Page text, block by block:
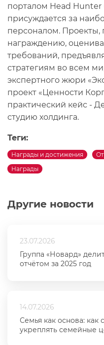
Другие новости
23.07.2026
Группа «Новард»
отчётом за 2025 год
14.07.2026
Семья как основа: как
укреплять семейные
порталом Head Hunter
присуждается за
персоналом. Проекты,
награждению,
требований,
стратегиям во всем
экспертного жюри
проект «Ценности
практический кейс -
студию холдинга.
Теги:
Награды и достижения
Награды